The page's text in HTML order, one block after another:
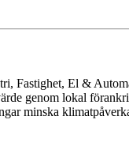
Fastighet, El &
genom lokal
minska